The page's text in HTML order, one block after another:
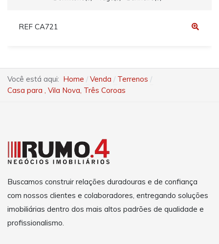
REF CA721
Você está aqui: Home Venda
Terrenos
Casa para , Vila Nova, Três Coroas
Buscamos construir relações duradouras e de confiança
com nossos clientes e colaboradores, entregando soluções
imobiliárias dentro dos mais altos padrões de qualidade e
profissionalismo.